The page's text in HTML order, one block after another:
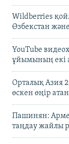
Wildberries
Өзбекстан
YouTube
ұйымының екі
Орталық Азия
өскен өңір
Пашинян:
таңдау жайлы